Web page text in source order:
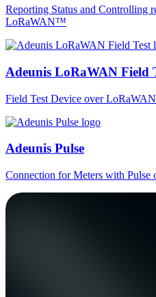
Reporting Status and Controlling
LoRaWAN™
Adeunis LoRaWAN Field
Field Test Device over
Adeunis Pulse
Connection for Meters with